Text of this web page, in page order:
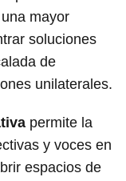
mayor
soluciones
de
unilaterales.
permite la
y voces en
espacios de